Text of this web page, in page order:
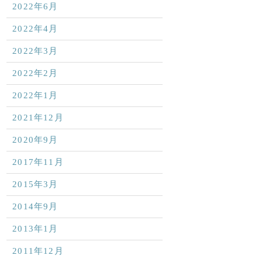
2022年6月
2022年4月
2022年3月
2022年2月
2022年1月
2021年12月
2020年9月
2017年11月
2015年3月
2014年9月
2013年1月
2011年12月